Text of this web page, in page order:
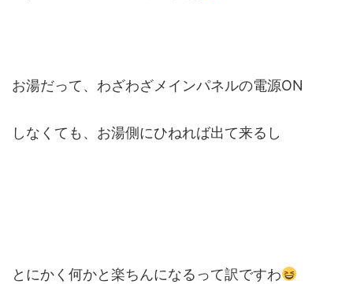
お湯だって、わざわざメインパネルの電源ON
しなくても、お湯側にひねれば出て来るし
とにかく何かと楽ちんになるって訳ですわ